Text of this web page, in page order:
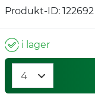
Produkt-ID: 122692
i lager